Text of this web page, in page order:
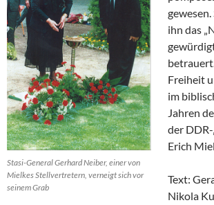
Stasi-General Gerhard Neiber, einer von
Mielkes Stellvertretern, verneigt sich vor
seinem Grab
ihn das
Freiheit
im
Jahren
der
Erich
Text:
Nikola